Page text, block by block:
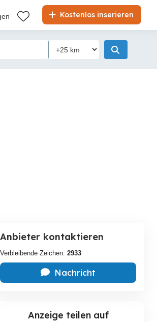
Kostenlos inserieren
Anbieter kontaktieren
Verbleibende Zeichen: 2933
Nachricht
Anzeige teilen auf